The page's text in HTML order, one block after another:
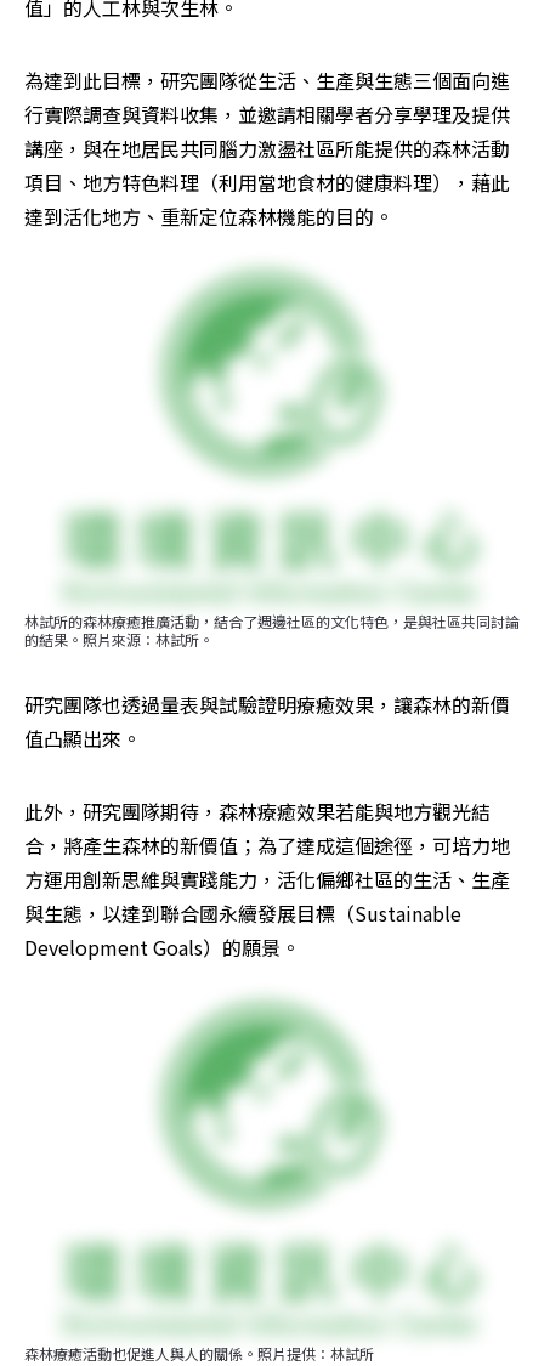
值」的人工林與次生林。
為達到此目標，研究團隊從生活、生產與生態三個面向進
行實際調查與資料收集，並邀請相關學者分享學理及提供
講座，與在地居民共同腦力激盪社區所能提供的森林活動
項目、地方特色料理（利用當地食材的健康料理），藉此
達到活化地方、重新定位森林機能的目的。
林試所的森林療癒推廣活動，結合了週邊社區的文化特色，是與社區共同討論
的結果。照片來源：林試所。
研究團隊也透過量表與試驗證明療癒效果，讓森林的新價
值凸顯出來。
此外，研究團隊期待，森林療癒效果若能與地方觀光結
合，將產生森林的新價值；為了達成這個途徑，可培力地
方運用創新思維與實踐能力，活化偏鄉社區的生活、生產
與生態，以達到聯合國永續發展目標（Sustainable
Development Goals）的願景。
森林療癒活動也促進人與人的關係。照片提供：林試所